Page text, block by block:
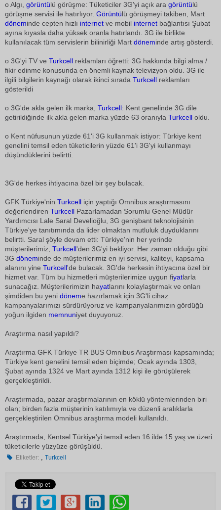
o Algı, görüntülü görüşme: Tüketiciler 3G'yi açık ara görüntülü
görüşme servisi ile hatırlıyor. Görüntülü görüşmeyi takiben, Mart
döneminde cepten hızlı internet ve mobil internet bağlantısı Şubat
ayına kıyasla daha yüksek oranla hatırlandı. 3G ile birlikte
kullanılacak tüm servislerin bilinirliği Mart döneminde artış gösterdi.
o 3G'yi TV ve Turkcell reklamları öğretti: 3G hakkında bilgi alma /
fikir edinme konusunda en önemli kaynak televizyon oldu. 3G ile
ilgili bilgilerin kaynağı olarak ikinci sırada Turkcell reklamları
gösterildi
o 3G'de akla gelen ilk marka, Turkcell: Kent genelinde 3G dile
getirildiğinde ilk akla gelen marka yüzde 63 oranıyla Turkcell oldu.
o Kent nüfusunun yüzde 61'i 3G kullanmak istiyor: Türkiye kent
genelini temsil eden tüketicilerin yüzde 61'i 3G'yi kullanmayı
düşündüklerini belirtti.
3G'de herkes ihtiyacına özel bir şey bulacak.
GFK Türkiye'nin Turkcell için yaptığı Omnibus araştırmasını
değerlendiren Turkcell Pazarlamadan Sorumlu Genel Müdür
Yardımcısı Lale Saral Develioğlu, 3G genişbant teknolojisinin
Türkiye'ye tanıtımında da lider olmaktan mutluluk duyduklarını
belirtti. Saral şöyle devam etti: Türkiye'nin her yerinde
müşterilerimiz, Turkcell'den 3G'yi bekliyor. Her zaman olduğu gibi
3G döneminde de müşterilerimiz en iyi servisi, kaliteyi, kapsama
alanını yine Turkcell'de bulacak. 3G'de herkesin ihtiyacına özel bir
hizmet var. Tüm bu hizmetleri müşterilerimize uygun fiyatlarla
sunacağız. Müşterilerimizin hayatlarını kolaylaştırmak ve onları
şimdiden bu yeni döneme hazırlamak için 3G'li cihaz
kampanyalarımızı sürdürüyoruz ve kampanyalarımızın gördüğü
yoğun ilgiden memnuniyet duyuyoruz.
Araştırma nasıl yapıldı?
Araştırma GFK Türkiye TR BUS Omnibus Araştırması kapsamında;
Türkiye kent genelini temsil eden biçimde; Ocak ayında 1303,
Şubat ayında 1324 ve Mart ayında 1312 kişi ile görüşülerek
gerçekleştirildi.
Araştırmada, pazar araştırmalarının en köklü yöntemlerinden biri
olan; birden fazla müşterinin katılımıyla ve düzenli aralıklarla
gerçekleştirilen Omnibus araştırma modeli kullanıldı.
Araştırmada, Kentsel Türkiye'yi temsil eden 16 ilde 15 yaş ve üzeri
tüketicilerle yüzyüze görüşüldü.
Etiketler: ,Turkcell